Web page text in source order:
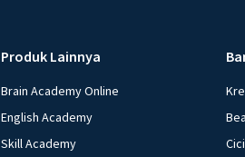
Produk Lainnya
Brain Academy Online
English Academy
Skill Academy